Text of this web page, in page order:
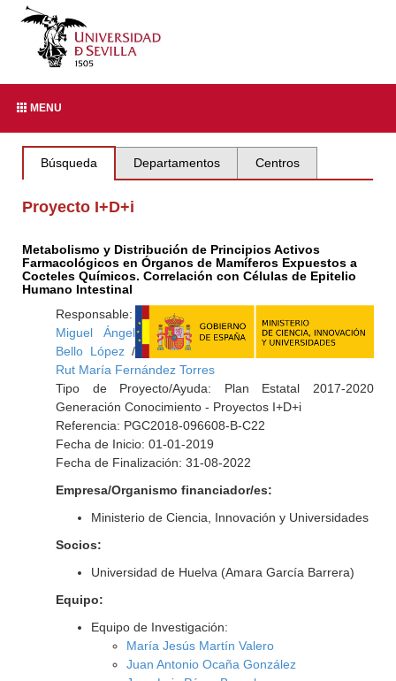
MENU
Búsqueda Departamentos Centros
Proyecto I+D+i
Metabolismo y Distribución de Principios Activos
Farmacológicos en Órganos de Mamíferos Expuestos a
Cocteles Químicos. Correlación con Células de Epitelio
Humano Intestinal
Responsable:
Miguel Ángel
Bello López/
Rut María Fernández Torres
Tipo de Proyecto/Ayuda: Plan Estatal 2017-2020
Generación Conocimiento - Proyectos I+D+i
Referencia: PGC2018-096608-B-C22
Fecha de Inicio: 01-01-2019
Fecha de Finalización: 31-08-2022
Empresa/Organismo financiador/es:
Ministerio de Ciencia, Innovación y Universidades
Socios:
Universidad de Huelva (Amara García Barrera)
Equipo:
Equipo de Investigación:
María Jesús Martín Valero
Juan Antonio Ocaña González